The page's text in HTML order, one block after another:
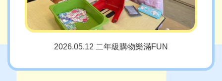
2026.05.12 二年級購物樂滿FUN